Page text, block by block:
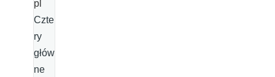
pl
Czte
ry
głów
ne